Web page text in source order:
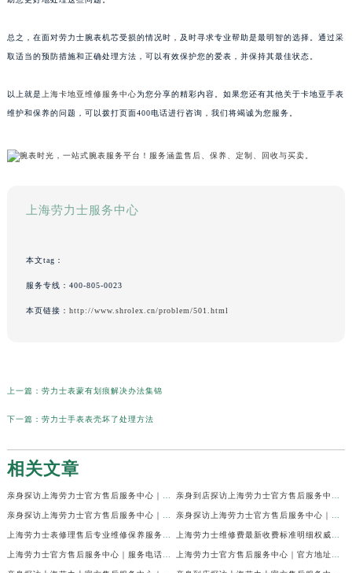
总之，在面对劳力士腕表机芯受损的情况时，及时寻求专业帮助是最明智的选择。通过采
取适当的预防措施和正确处理方法，可以有效保护您的爱表，并保持其最佳状态。
以上就是上海卡地亚维修服务中心为您分享的精彩内容。如果您还有其他关于卡地亚手表
维护和保养的问题，可以拨打页面400电话进行咨询，我们将竭诚为您服务。
上海劳力士服务中心
本文tag：
服务专线： 400-805-0023
本页链接： http://www.shrolex.cn/problem/501.html
上一篇： 劳力士表蒙有划痕解决办法集锦
下一篇： 劳力士手表表壳坏了处理方法
相关文章
亲身探访上海劳力士官方售后服务中心｜网点地址及官方热线（2026年7月最新） 亲身到店探访上海劳力士官方售后服务中心｜地址与联系电话（2026年7月最新）
亲身探访上海劳力士官方售后服务中心｜最新电话和详细维修地址（2026年7月最新） 亲身探访上海劳力士官方售后服务中心｜详细地址及售后服务电话（2026年7月最新）
上海劳力士表修理售后专业维修保养服务权威公示（2026年7月最新） 上海劳力士维修费最新收费标准明细权威公示（2026年7月最新）
上海劳力士官方售后服务中心｜服务电话及全部地址权威信息公示（2026年7月最新） 上海劳力士官方售后服务中心｜官方地址及服务热线权威信息公示（2026年7月最新）